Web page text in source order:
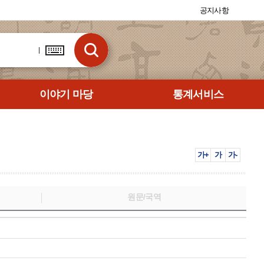
공지사항
이야기 마당 통계서비스
가+ 가 가-
원문/국역